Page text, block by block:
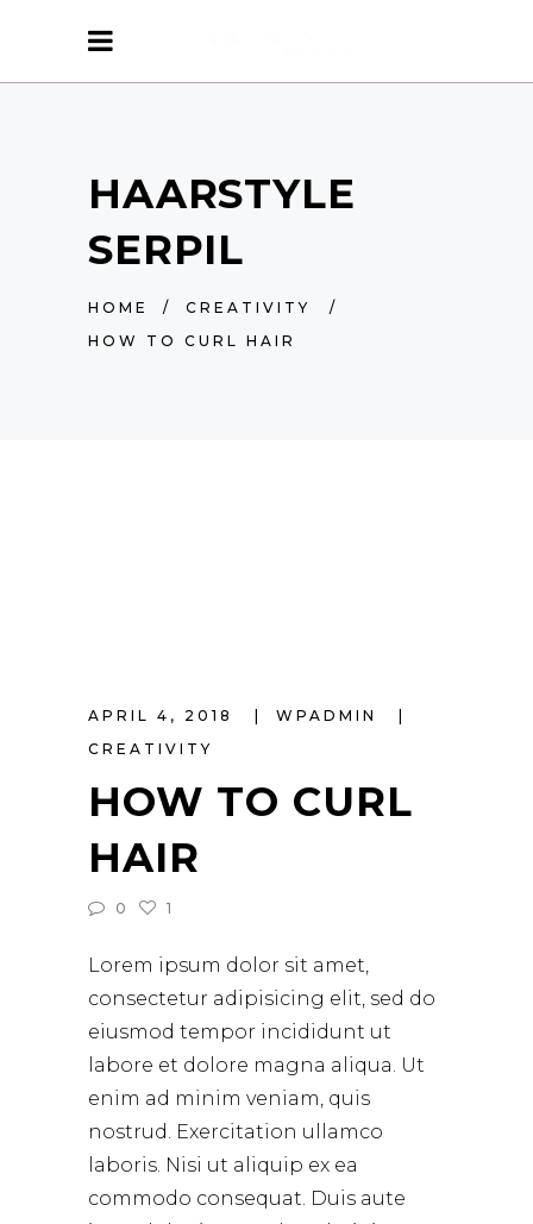
HAARSTYLE
SERPIL
HOME / CREATIVITY
/
HOW TO CURL HAIR
APRIL 4, 2018
WPADMIN
CREATIVITY
HOW TO CURL
HAIR
0 1
Lorem ipsum dolor sit amet,
consectetur adipisicing elit, sed do
eiusmod tempor incididunt ut
labore et dolore magna aliqua. Ut
enim ad minim veniam, quis
nostrud. Exercitation ullamco
laboris. Nisi ut aliquip ex ea
commodo consequat. Duis aute